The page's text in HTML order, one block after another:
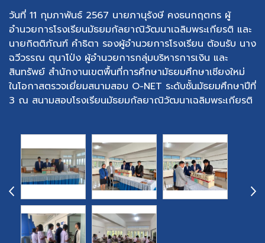
วันที่ 11 กุมภาพันธ์ 2567 นายภานุรังษี คงธนกฤตกร ผู้
อำนวยการโรงเรียนมัธยมกัลยาณิวัฒนาเฉลิมพระเกียรติ และ
นายกิตติภัณฑ์ คำธิตา รองผู้อำนวยการโรงเรียน ต้อนรับ นาง
ฉวีวรรณ ตุนาโป่ง ผู้อำนวยการกลุ่มบริหารการเงิน และ
สินทรัพย์ สำนักงานเขตพื้นที่การศึกษามัธยมศึกษาเชียงใหม่
ในโอกาสตรวจเยี่ยมสนามสอบ O-NET ระดับชั้นมัธยมศึกษาปีที่
3 ณ สนามสอบโรงเรียนมัธยมกัลยาณิวัฒนาเฉลิมพระเกียรติ